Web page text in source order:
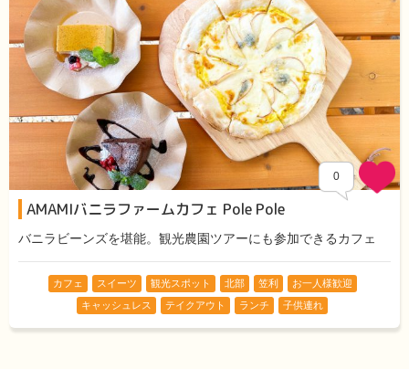
0
AMAMIバニラファームカフェ Pole Pole
バニラビーンズを堪能。観光農園ツアーにも参加できるカフェ
カフェ スイーツ 観光スポット 北部 笠利
お一人様歓迎
キャッシュレス
テイクアウト ランチ 子供連れ